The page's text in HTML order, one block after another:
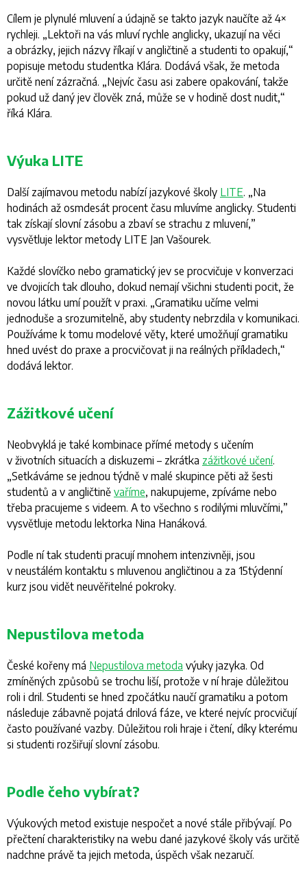
Cílem je plynulé mluvení a údajně se takto jazyk naučíte až 4×
rychleji. „ Lektoři na vás mluví rychle anglicky, ukazují na věci
a obrázky, jejich názvy říkají v angličtině a studenti to opakují,“
popisuje metodu studentka Klára. Dodává však, že metoda
určitě není zázračná. „ Nejvíc času asi zabere opakování, takže
pokud už daný jev člověk zná, může se v hodině dost nudit, “
říká Klára.
Výuka LITE
Další zajímavou metodu nabízí jazykové školy LITE
Na
hodinách až osmdesát procent času mluvíme anglicky. Studenti
tak získají slovní zásobu a zbaví se strachu z mluvení, ”
vysvětluje lektor metody LITE Jan Vašourek.
Každé slovíčko nebo gramatický jev se procvičuje v konverzaci
ve dvojicích tak dlouho, dokud nemají všichni studenti pocit, že
novou látku umí použít v praxi. „ Gramatiku učíme velmi
jednoduše a srozumitelně, aby studenty nebrzdila v komunikaci.
Používáme k tomu modelové věty, které umožňují gramatiku
hned uvést do praxe a procvičovat ji na reálných příkladech, “
dodává lektor.
Zážitkové učení
Neobvyklá je také kombinace přímé metody s učením
v životních situacích a diskuzemi – zkrátka zážitkové učení.
Setkáváme se jednou týdně v malé skupince pěti až šesti
studentů a v angličtině vaříme , nakupujeme, zpíváme nebo
třeba pracujeme s videem. A to všechno s rodilými mluvčími, ”
vysvětluje metodu lektorka Nina Hanáková.
Podle ní tak studenti pracují mnohem intenzivněji, jsou
v neustálém kontaktu s mluvenou angličtinou a za 15týdenní
kurz jsou vidět neuvěřitelné pokroky.
Nepustilova metoda
České kořeny má Nepustilova metoda výuky jazyka. Od
zmíněných způsobů se trochu liší, protože v ní hraje důležitou
roli i dril. Studenti se hned zpočátku naučí gramatiku a potom
následuje zábavně pojatá drilová fáze, ve které nejvíc procvičují
často používané vazby. Důležitou roli hraje i čtení, díky kterému
si studenti rozšiřují slovní zásobu.
Podle čeho vybírat?
Výukových metod existuje nespočet a nové stále přibývají. Po
přečtení charakteristiky na webu dané jazykové školy vás určitě
nadchne právě ta jejich metoda, úspěch však nezaručí.